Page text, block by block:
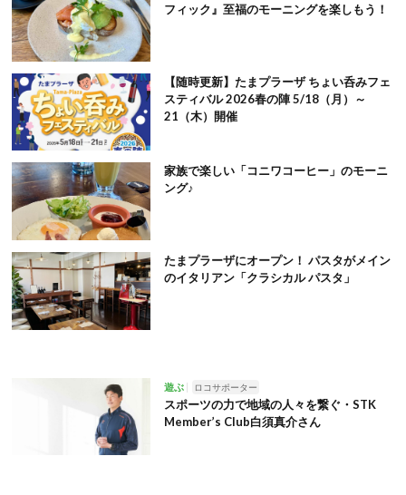
フィック』至福のモーニングを楽しもう！
【随時更新】たまプラーザ ちょい呑みフェ
スティバル 2026春の陣 5/18（月）～
21（木）開催
家族で楽しい「コニワコーヒー」のモーニ
ング♪
たまプラーザにオープン！ パスタがメイン
のイタリアン「クラシカル パスタ」
遊ぶ ロコサポーター
スポーツの力で地域の人々を繋ぐ・STK
Member’s Club白須真介さん